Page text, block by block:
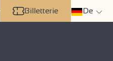
Billetterie De